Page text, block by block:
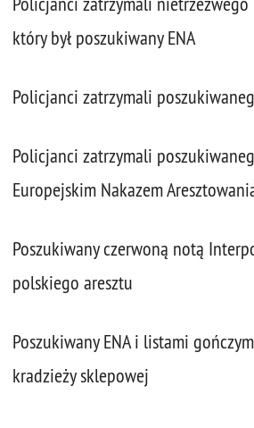
który był poszukiwany ENA
Policjanci zatrzymali
Policjanci zatrzymali
Europejskim Nakazem
Poszukiwany czerwoną notą
polskiego aresztu
Poszukiwany ENA i listami
kradzieży sklepowej